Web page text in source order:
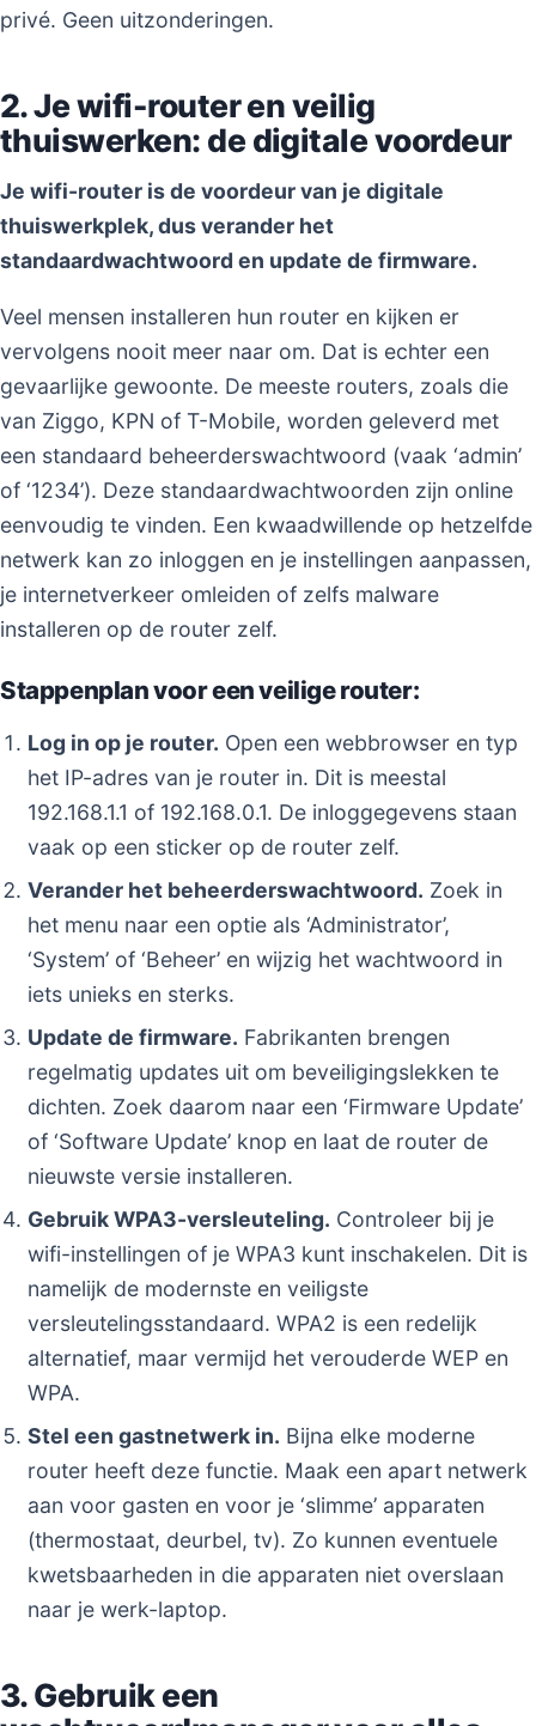
privé. Geen uitzonderingen.
2. Je wifi-router en veilig
thuiswerken: de digitale voordeur
Je wifi-router is de voordeur van je digitale
thuiswerkplek, dus verander het
standaardwachtwoord en update de firmware.
Veel mensen installeren hun router en kijken er
vervolgens nooit meer naar om. Dat is echter een
gevaarlijke gewoonte. De meeste routers, zoals die
van Ziggo, KPN of T-Mobile, worden geleverd met
een standaard beheerderswachtwoord (vaak ‘admin’
of ‘1234’). Deze standaardwachtwoorden zijn online
eenvoudig te vinden. Een kwaadwillende op hetzelfde
netwerk kan zo inloggen en je instellingen aanpassen,
je internetverkeer omleiden of zelfs malware
installeren op de router zelf.
Stappenplan voor een veilige router:
Log in op je router. Open een webbrowser en typ
het IP-adres van je router in. Dit is meestal
192.168.1.1 of 192.168.0.1. De inloggegevens staan
vaak op een sticker op de router zelf.
Verander het beheerderswachtwoord. Zoek in
het menu naar een optie als ‘Administrator’,
‘System’ of ‘Beheer’ en wijzig het wachtwoord in
iets unieks en sterks.
Update de firmware. Fabrikanten brengen
regelmatig updates uit om beveiligingslekken te
dichten. Zoek daarom naar een ‘Firmware Update’
of ‘Software Update’ knop en laat de router de
nieuwste versie installeren.
Gebruik WPA3-versleuteling. Controleer bij je
wifi-instellingen of je WPA3 kunt inschakelen. Dit is
namelijk de modernste en veiligste
versleutelingsstandaard. WPA2 is een redelijk
alternatief, maar vermijd het verouderde WEP en
WPA.
Stel een gastnetwerk in. Bijna elke moderne
router heeft deze functie. Maak een apart netwerk
aan voor gasten en voor je ‘slimme’ apparaten
(thermostaat, deurbel, tv). Zo kunnen eventuele
kwetsbaarheden in die apparaten niet overslaan
naar je werk-laptop.
3. Gebruik een